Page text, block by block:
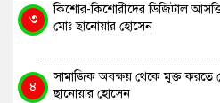
৩
কিশোর-কিশোরীদের ডিজিটাল
মোঃ ছানোয়ার হোসেন
৪
সামাজিক অবক্ষয় থেকে মুক্ত করতে
ছানোয়ার হোসেন